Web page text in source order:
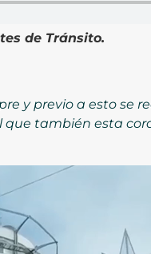
de Tránsito.
y previo a esto se
que también esta